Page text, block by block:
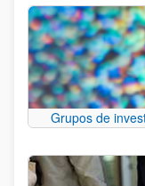
Grupos de